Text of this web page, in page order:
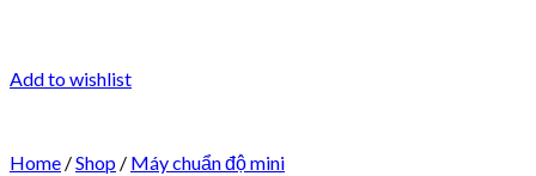
Add to wishlist
Home /Shop / Máy chuẩn độ mini